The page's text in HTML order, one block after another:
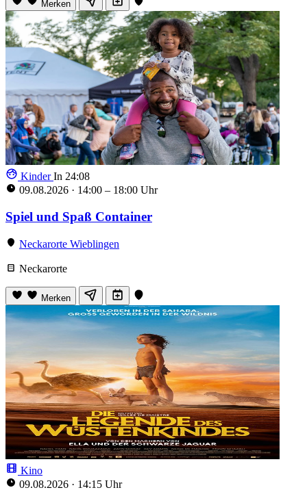
Merken
KinderIn 24:06
09.08.2026 · 14:00 – 18:00 Uhr
Spiel und Spaß Container
Neckarorte Wieblingen
Neckarorte
Merken
Kino
09.08.2026 · 14:15 Uhr